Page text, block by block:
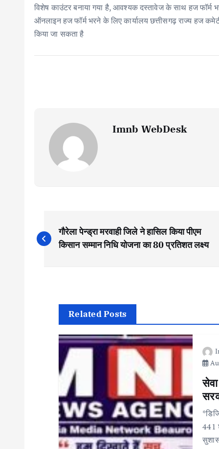
विशेष काउंटर बनाया गया है, आवश्यक दस्तावेज के साथ हज
ऑनलाइन हज फॉर्म भरने के लिए कार्यालय छत्तीसगढ़ राज्य हज
किया जा सकता है
Imnb WebDesk
P
o
गौरेला पेन्ड्रा मरवाही जिले ने हासिल किया पीएम
किसान सम्मान निधि योजना का 80 प्रतिशत लक्ष्य
Related Posts
441